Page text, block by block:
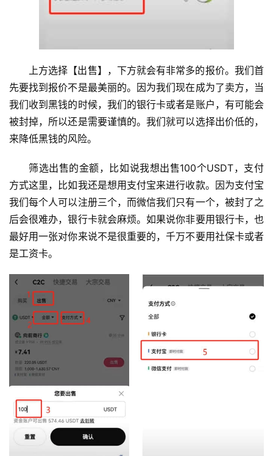
上方选择【出售】，下方就会有非常多的报价。我们首
先要找到报价不是最美丽的。因为我们现在成为了卖方，当
我们收到黑钱的时候，我们的银行卡或者是账户，有可能会
被封掉，所以还是需要谨慎的。我们就可以选择出价低的，
来降低黑钱的风险。
筛选出售的金额，比如说我想出售100个USDT，支付
方式这里，比如我还是想用支付宝来进行收款。因为支付宝
我们每个人可以注册三个，而微信我们只有一个，被封了之
后会很难办，银行卡就会麻烦。如果说你非要用银行卡，也
最好用一张对你来说不是很重要的，千万不要用社保卡或者
是工资卡。